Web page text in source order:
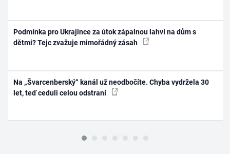
Podmínka pro Ukrajince za útok zápalnou lahví na dům s
dětmi? Tejc zvažuje mimořádný zásah
Na „Švarcenberský“ kanál už neodbočíte. Chyba vydržela 30
let, teď ceduli celou odstraní